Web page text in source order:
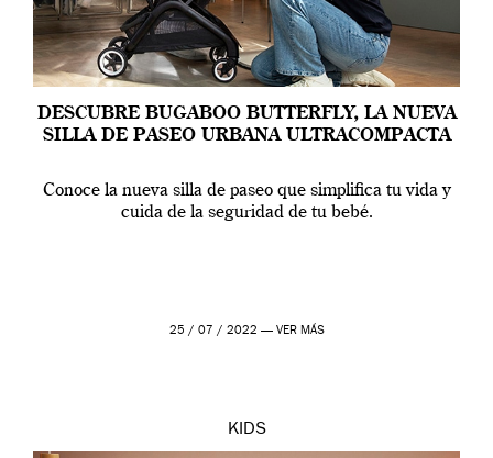
DESCUBRE BUGABOO BUTTERFLY, LA NUEVA
SILLA DE PASEO URBANA ULTRACOMPACTA
Conoce la nueva silla de paseo que simplifica tu vida y
cuida de la seguridad de tu bebé.
25 / 07 / 2022 — VER MÁS
KIDS